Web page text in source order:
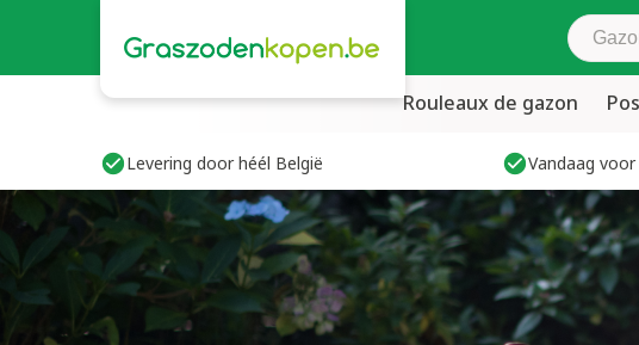
Rouleaux de gazon
Levering door héél België Vandaag